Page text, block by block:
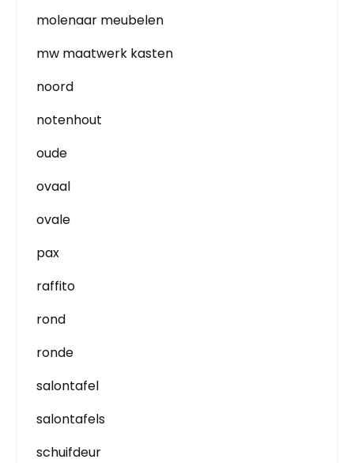
molenaar meubelen
mw maatwerk kasten
noord
notenhout
oude
ovaal
ovale
pax
raffito
rond
ronde
salontafel
salontafels
schuifdeur